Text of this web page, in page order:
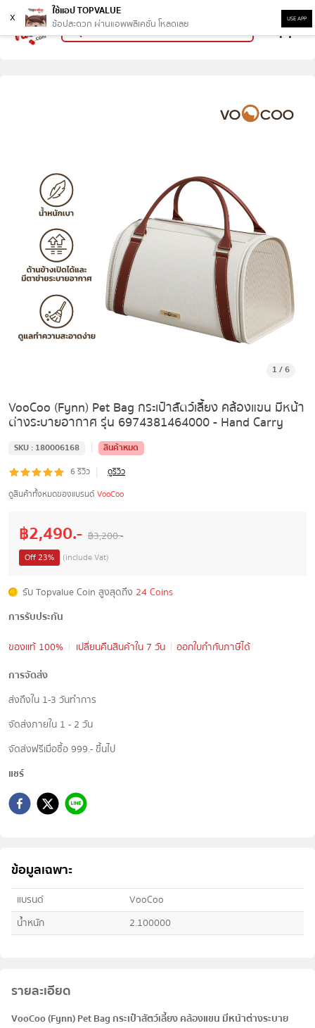
x
ใช้แอป TOPVALUE
ช้อปสะดวก ผ่านแอพพลิเคชั่น โหลดเลย
USE APP
1 /6
VooCoo (Fynn) Pet Bag กระเป๋าสัตว์เลี้ยง คล้องแขน มีหน้า
ต่างระบายอากาศ รุ่น 6974381464000 - Hand Carry
SKU : 180006168 |
สินค้าหมด
6 รีวิว |
ดูรีวิว
ดูสินค้าทั้งหมดของแบรนด์ VooCoo
฿2,490.- ฿3,200.-
Off23% (include Vat)
รับ Topvalue Coin สูงสุดถึง 24 Coins
การรับประกัน
ของแท้ 100%
เปลี่ยนคืนสินค้าใน 7 วัน
ออกใบกำกับภาษีได้
การจัดส่ง
ส่งถึงใน 1-3 วันทำการ
จัดส่งภายใน 1 - 2 วัน
จัดส่งฟรีเมื่อซื้อ 999.- ขึ้นไป
แชร์
ข้อมูลเฉพาะ
แบรนด์
VooCoo
น้ำหนัก
2.100000
รายละเอียด
VooCoo (Fynn) Pet Bag กระเป๋าสัตว์เลี้ยง คล้องแขน มีหน้าต่างระบาย